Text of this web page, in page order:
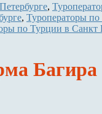
,
, Туроператоры
по Турции в Санкт